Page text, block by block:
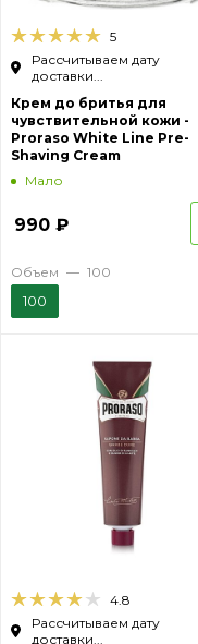
5
Рассчитываем дату
доставки...
Крем до бритья для
чувствительной кожи -
Proraso White Line Pre-
Shaving Cream
Мало
990 ₽
Объем — 100
100
4.8
Рассчитываем дату
доставки...